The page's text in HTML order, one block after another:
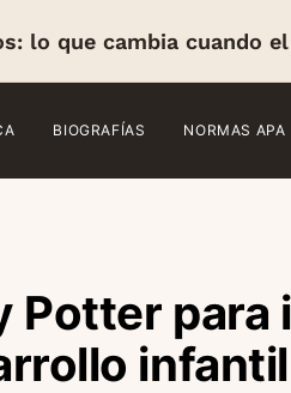
lo que cambia cuando
BIOGRAFÍAS NORMAS APA
Potter para
infantil